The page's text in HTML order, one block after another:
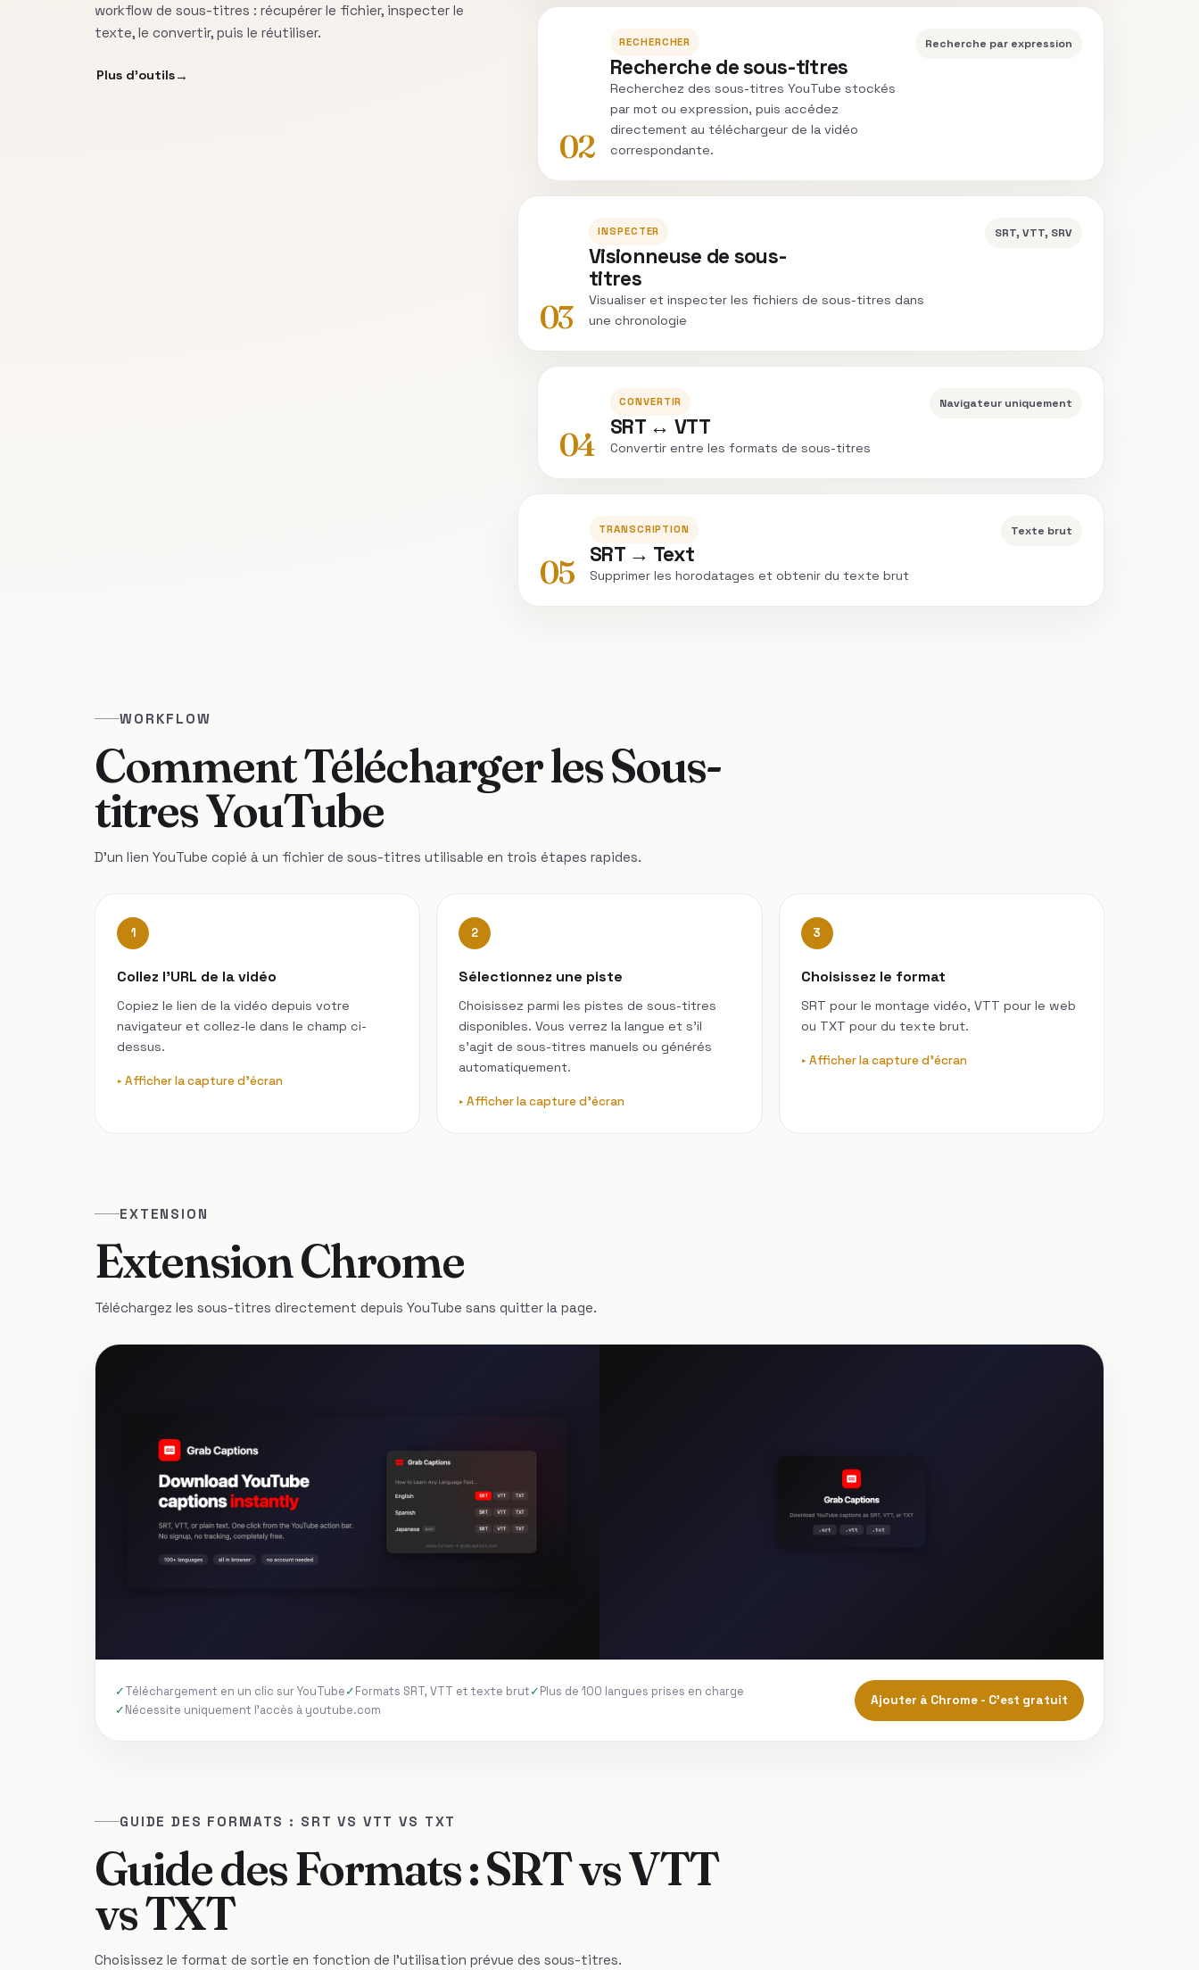
workflow de sous-titres : récupérer le fichier, inspecter le
texte, le convertir, puis le réutiliser.
Plus d’outils
02
RECHERCHER
Recherche de sous-titres
Recherchez des sous-titres YouTube stockés
par mot ou expression, puis accédez
directement au téléchargeur de la vidéo
correspondante.
Recherche par expression
03
INSPECTER
Visionneuse de sous-
titres
Visualiser et inspecter les fichiers de sous-titres dans
une chronologie
SRT, VTT, SRV
04
CONVERTIR
SRT ↔ VTT
Convertir entre les formats de sous-titres
Navigateur uniquement
05
TRANSCRIPTION
SRT → Text
Supprimer les horodatages et obtenir du texte brut
Texte brut
WORKFLOW
Comment Télécharger les Sous-
titres YouTube
D'un lien YouTube copié à un fichier de sous-titres utilisable en trois étapes rapides.
1
Collez l’URL de la vidéo
Copiez le lien de la vidéo depuis votre
navigateur et collez-le dans le champ ci-
dessus.
Afficher la capture d'écran
2
Sélectionnez une piste
Choisissez parmi les pistes de sous-titres
disponibles. Vous verrez la langue et s’il
s’agit de sous-titres manuels ou générés
automatiquement.
Afficher la capture d'écran
3
Choisissez le format
SRT pour le montage vidéo, VTT pour le web
ou TXT pour du texte brut.
Afficher la capture d'écran
EXTENSION
Extension Chrome
Téléchargez les sous-titres directement depuis YouTube sans quitter la page.
Téléchargement en un clic sur YouTube Formats SRT, VTT et texte brut
Plus de 100 langues prises en charge
Nécessite uniquement l'accès à youtube.com
Ajouter à Chrome - C'est gratuit
GUIDE DES FORMATS : SRT VS VTT VS TXT
Guide des Formats : SRT vs VTT
vs TXT
Choisissez le format de sortie en fonction de l'utilisation prévue des sous-titres.